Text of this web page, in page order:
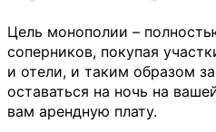
Цель монополии –
соперников, покупая
и отели, и таким образом
оставаться на ночь на
вам арендную плату.